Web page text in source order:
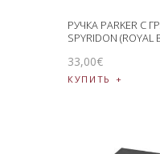
РУЧКА PARKER С
SPYRIDON (ROYAL
33,00€
КУПИТЬ